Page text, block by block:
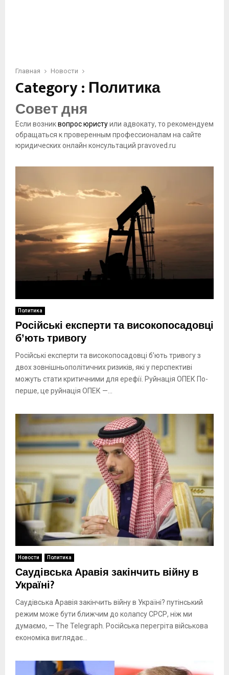
Главная Новости
Category : Политика
Совет дня
Если возниквопрос юристуили адвокату, то рекомендуем
обращаться к проверенным профессионалам на сайте
юридических онлайн консультаций pravoved.ru
Политика
Російські експерти та високопосадовці
бʼють тривогу
Російські експерти та високопосадовці бʼють тривогу з
двох зовнішньополітичних ризиків, які у перспективі
можуть стати критичними для ерефії. Руйнація ОПЕК По-
перше, це руйнація ОПЕК —...
Новости Политика
Саудівська Аравія закінчить війну в
Україні?
Саудівська Аравія закінчить війну в Україні? путінський
режим може бути ближчим до колапсу СРСР, ніж ми
думаємо, — The Telegraph. Російська перегріта військова
економіка виглядає...